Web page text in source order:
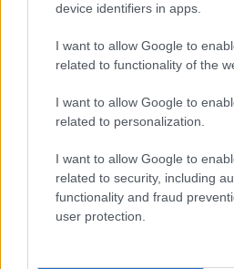
device identifiers in apps.
I want to allow Google to
related to functionality of the
I want to allow Google to
related to personalization.
I want to allow Google to
related to security, including
functionality and fraud
user protection.
CHI SIAMO CONTATTI
OTTO CHANNEL